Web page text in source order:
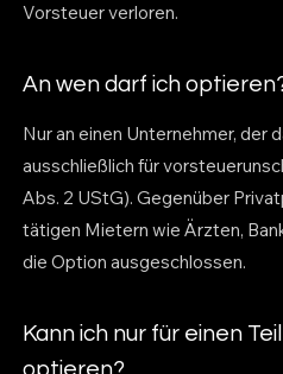
Vorsteuer verloren.
An wen darf ich
Nur an einen Unternehmer, der
ausschließlich für
Abs. 2 UStG). Gegenüber
tätigen Mietern wie Ärzten,
die Option ausgeschlossen.
Kann ich nur für einen
optieren?